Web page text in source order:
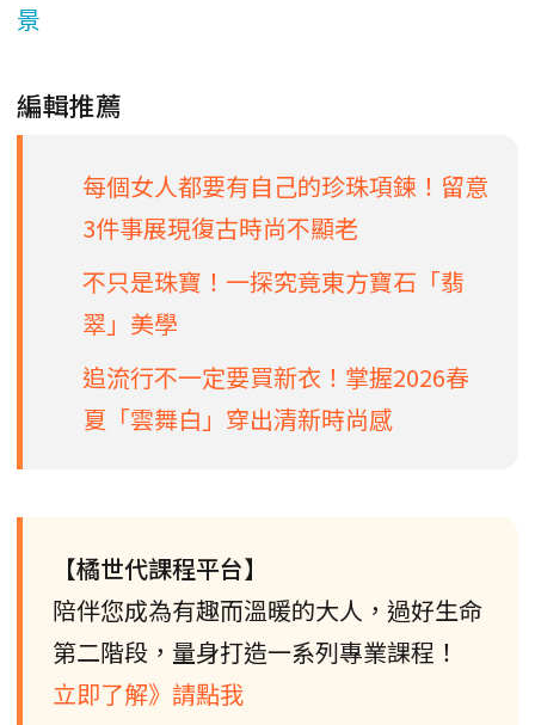
景
編輯推薦
每個女人都要有自己的珍珠項鍊！留意
3件事展現復古時尚不顯老
不只是珠寶！一探究竟東方寶石「翡
翠」美學
追流行不一定要買新衣！掌握2026春
夏「雲舞白」穿出清新時尚感
【橘世代課程平台】
陪伴您成為有趣而溫暖的大人，過好生命
第二階段，量身打造一系列專業課程！
立即了解》請點我